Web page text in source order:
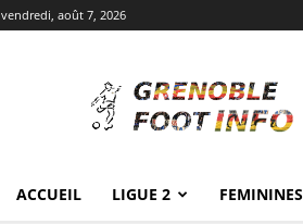
vendredi, août 7, 2026
Foot
Info
ACCUEIL LIGUE 2 FEMININES